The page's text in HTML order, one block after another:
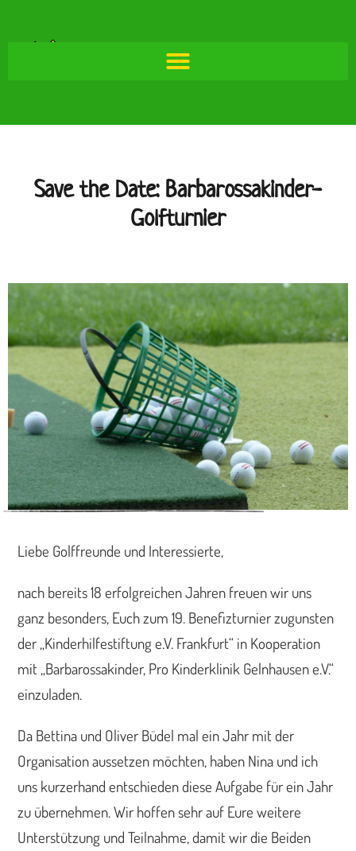
Save the Date: Barbarossakinder-
Golfturnier
Liebe Golffreunde und Interessierte,
nach bereits 18 erfolgreichen Jahren freuen wir uns
ganz besonders, Euch zum 19. Benefizturnier zugunsten
der „Kinderhilfestiftung e.V. Frankfurt“ in Kooperation
mit „Barbarossakinder, Pro Kinderklinik Gelnhausen e.V.“
einzuladen.
Da Bettina und Oliver Büdel mal ein Jahr mit der
Organisation aussetzen möchten, haben Nina und ich
uns kurzerhand entschieden diese Aufgabe für ein Jahr
zu übernehmen. Wir hoffen sehr auf Eure weitere
Unterstützung und Teilnahme, damit wir die Beiden